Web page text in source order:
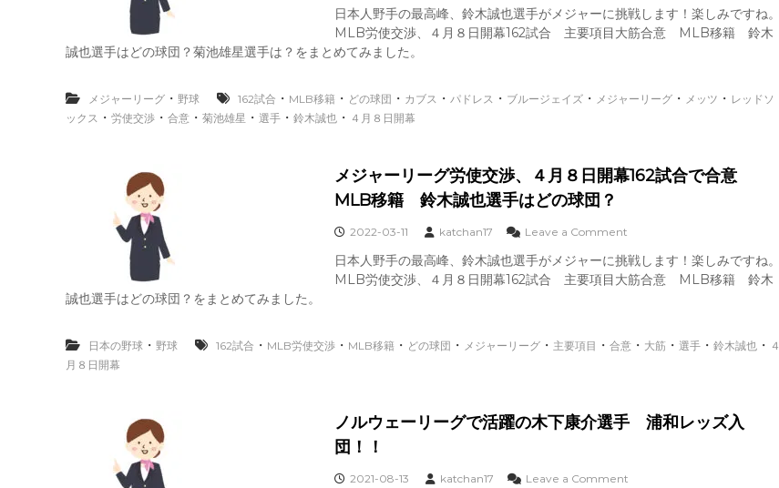
ン
タ
日
ド
ズ
選
紹
捕
力
告
退
団
０
日
ド
ラ
M
L
交
８
幕
6
2
合
鈴
木
は
日本人野手の最高峰、鈴木誠也選手がメジャーに挑戦します！楽しみですね。
MLB労使交渉、４月８日開幕162試合 主要項目大筋合意 MLB移籍 鈴木
誠也選手はどの球団？菊池雄星選手は？をまとめてみました。
メジャーリーグ ・ 野球 162試合 ・ MLB移籍 ・ どの球団 ・ カブス ・ パドレス ・ ブルージェイズ ・ メジャーリーグ ・ メッツ ・ レッドソ
ックス ・ 労使交渉 ・ 合意 ・ 菊池雄星 ・ 選手 ・ 鈴木誠也 ・ ４月８日開幕
メジャーリーグ労使交渉、４月８日開幕162試合で合意
MLB移籍 鈴木誠也選手はどの球団？
2022-03-11 katchan17 Leave a Commento
メ
ジ
ー
交
渉
月
日本人野手の最高峰、鈴木誠也選手がメジャーに挑戦します！楽しみですね。
MLB労使交渉、４月８日開幕162試合 主要項目大筋合意 MLB移籍 鈴木
誠也選手はどの球団？をまとめてみました。
日本の野球 ・ 野球 162試合 ・ MLB労使交渉 ・ MLB移籍 ・ どの球団 ・ メジャーリーグ ・ 主要項目 ・ 合意 ・ 大筋 ・ 選手 ・ 鈴木誠也 ・ ４
月８日開幕
ノルウェーリーグで活躍の木下康介選手 浦和レッズ入
団！！
2021-08-13 katchan17 Leave a Commento